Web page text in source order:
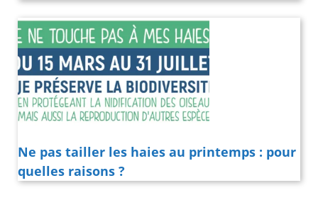
Ne pas tailler les haies au printemps : pour
quelles raisons ?